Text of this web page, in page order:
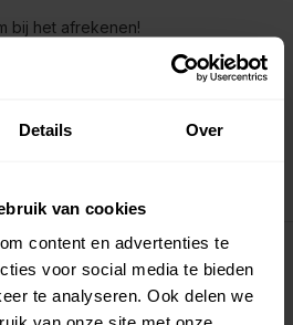
Details Over
van cookies
content en advertenties te
voor social media te bieden
te analyseren. Ook delen we
bij het afrekenen!
€200,- excl. btw